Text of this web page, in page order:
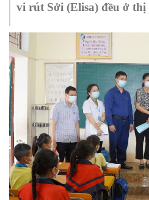
vi rút Sởi (Elisa) đều ở